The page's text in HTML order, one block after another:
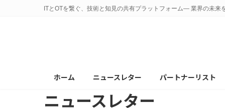
ITとOTを繋ぐ、技術と知見の共有プラットフォーム— 業界の未
ホーム ニュースレター パートナーリスト
ニュースレター